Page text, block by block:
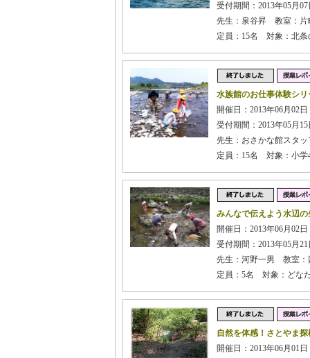
受付期間：2013年05月
先生：泉谷昇 教室：片
定員：15名 対象：北条
水族館のお仕事体験シ
開催日：2013年06月02
受付期間：2013年05月
先生：おさかな館スタ
定員：15名 対象：小学
みんなで伝えよう水辺
開催日：2013年06月02
受付期間：2013年05月
先生：河野一男 教室：
定員：5名 対象：どな
自然を体感！さとやま
開催日：2013年06月01